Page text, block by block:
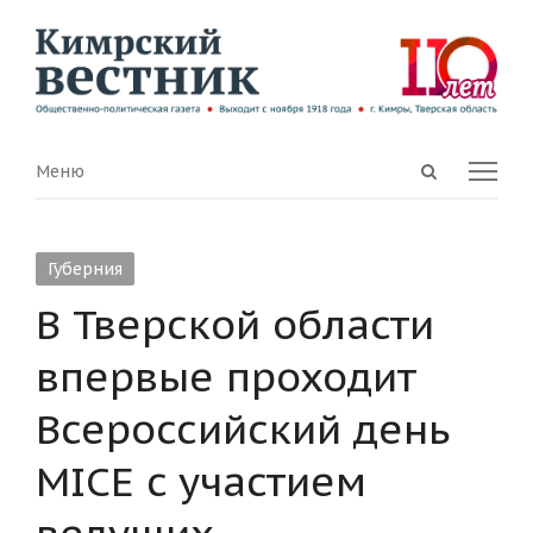
Open
Menu
Меню
Губерния
В Тверской области
впервые проходит
Всероссийский день
MICE c участием